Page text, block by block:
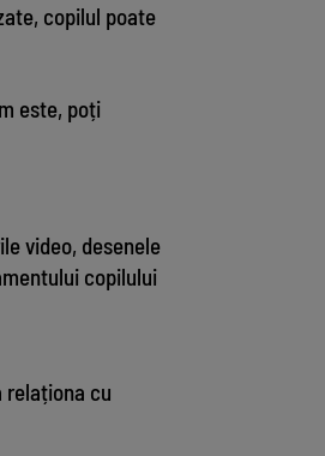
copilul poate
este, poți
video, desenele
copilului
relaționa cu